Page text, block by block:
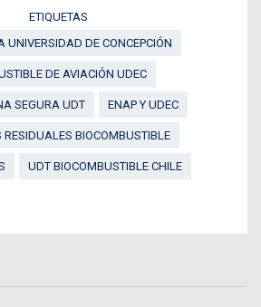
ETIQUETAS
UNIVERSIDAD DE CONCEPCIÓN
DE AVIACIÓN UDEC
SEGURA UDT ENAP Y UDEC
RESIDUALES BIOCOMBUSTIBLE
UDT BIOCOMBUSTIBLE CHILE